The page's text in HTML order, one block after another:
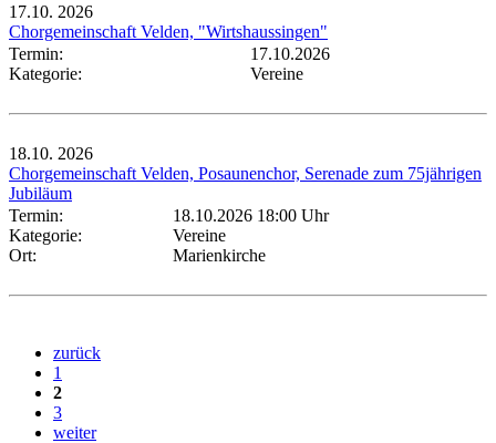
17.10. 2026
Chorgemeinschaft Velden, "Wirtshaussingen"
Termin:
17.10.2026
Kategorie:
Vereine
18.10. 2026
Chorgemeinschaft Velden, Posaunenchor, Serenade zum 75jährigen
Jubiläum
Termin:
18.10.2026 18:00 Uhr
Kategorie:
Vereine
Ort:
Marienkirche
zurück
1
2
3
weiter